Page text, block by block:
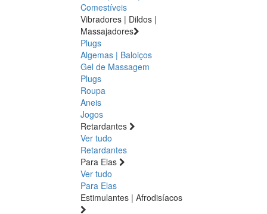
Comestíveis
Vibradores | Dildos |
Massajadores
Plugs
Algemas | Baloiços
Gel de Massagem
Plugs
Roupa
Aneis
Jogos
Retardantes
Ver tudo
Retardantes
Para Elas
Ver tudo
Para Elas
Estimulantes | Afrodisíacos